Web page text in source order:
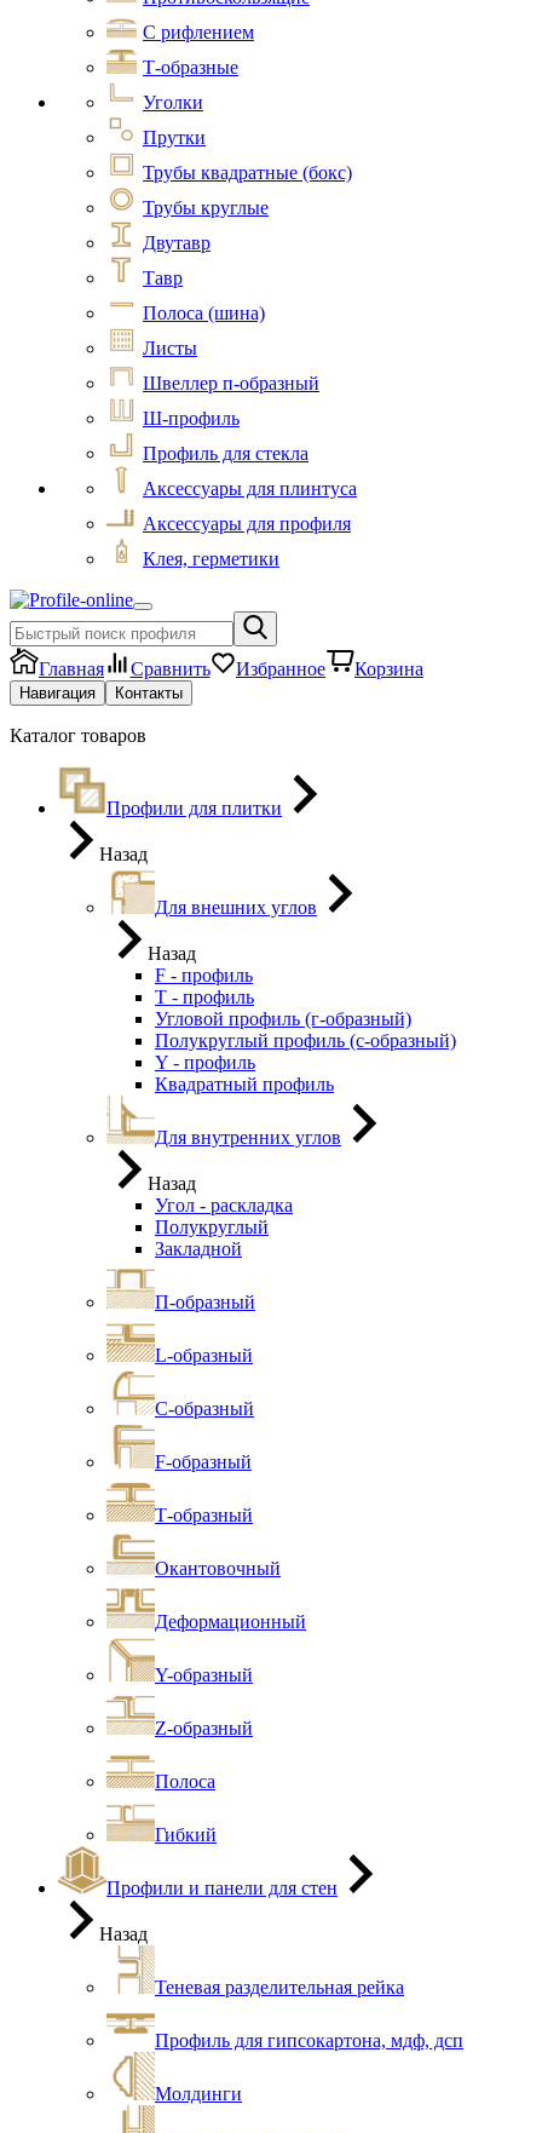
С рифлением
Т-образные
Уголки
Прутки
Трубы квадратные (бокс)
Трубы круглые
Двутавр
Тавр
Полоса (шина)
Листы
Швеллер п-образный
Ш-профиль
Профиль для стекла
Аксессуары для плинтуса
Аксессуары для профиля
Клея, герметики
Главная Сравнить Избранное Корзина
Навигация Контакты
Каталог товаров
Профили для плитки
Назад
Для внешних углов
Назад
F - профиль
Т - профиль
Угловой профиль (г-образный)
Полукруглый профиль (с-образный)
Y - профиль
Квадратный профиль
Для внутренних углов
Назад
Угол - раскладка
Полукруглый
Закладной
П-образный
L-образный
С-образный
F-образный
Т-образный
Окантовочный
Деформационный
Y-образный
Z-образный
Полоса
Гибкий
Профили и панели для стен
Назад
Теневая разделительная рейка
Профиль для гипсокартона, мдф, дсп
Молдинги